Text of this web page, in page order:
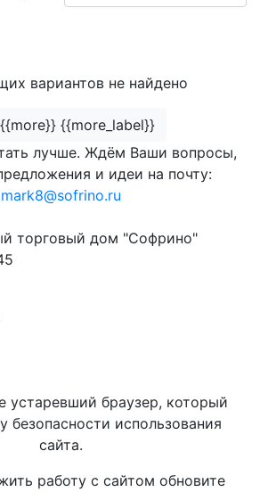
вариантов не найдено
{{more_label}}
лучше. Ждём Ваши вопросы,
и идеи на почту:
mark8@sofrino.ru
торговый дом "Софрино"
устаревший браузер, который
безопасности использования
сайта.
работу с сайтом обновите